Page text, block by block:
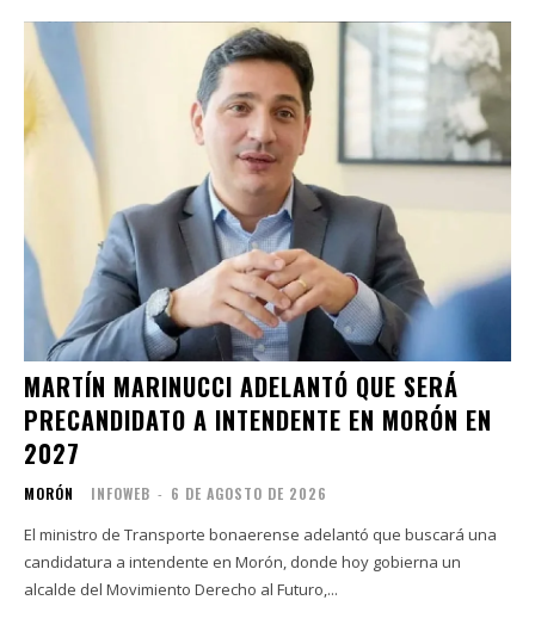
MARTÍN MARINUCCI ADELANTÓ QUE SERÁ
PRECANDIDATO A INTENDENTE EN MORÓN EN
2027
MORÓN INFOWEB - 6 DE AGOSTO DE 2026
El ministro de Transporte bonaerense adelantó que buscará una
candidatura a intendente en Morón, donde hoy gobierna un
alcalde del Movimiento Derecho al Futuro,...